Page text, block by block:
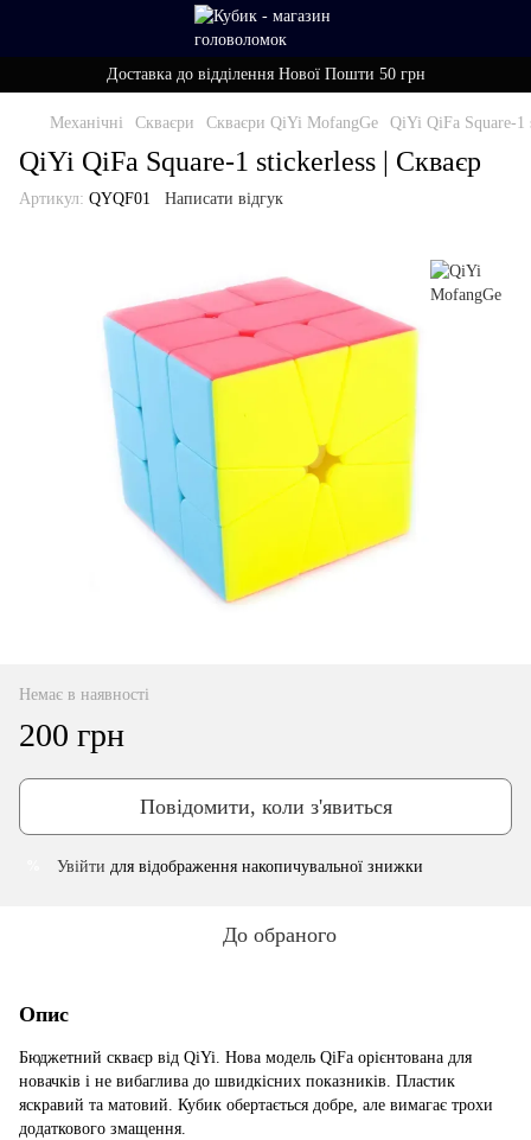
Доставка до відділення Нової Пошти 50 грн
Механічні Скваєри Скваєри QiYi MofangGe QiYi QiFa Square-1
QiYi QiFa Square-1 stickerless | Скваєр
Артикул: QYQF01 Написати відгук
Немає в наявності
200 грн
Повідомити, коли з'явиться
Увійти для відображення накопичувальної знижки
До обраного
Опис
Бюджетний скваєр від QiYi. Нова модель QiFa орієнтована для
новачків і не вибаглива до швидкісних показників. Пластик
яскравий та матовий. Кубик обертається добре, але вимагає трохи
додаткового змащення.